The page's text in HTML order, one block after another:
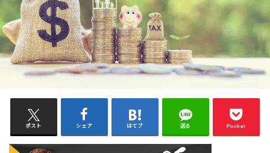
ポスト シェア はてブ 送る Pocket